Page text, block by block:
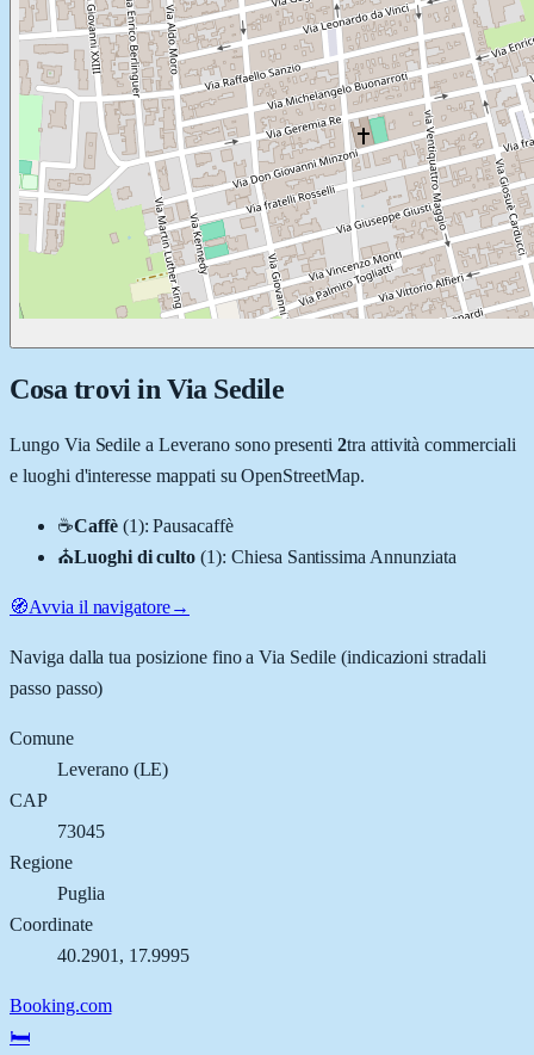
Cosa trovi in Via Sedile
Lungo Via Sedile aLeveranosono presenti 2tra attività commerciali
e luoghi d'interesse mappati su OpenStreetMap.
☕Caffè (1):Pausacaffè
⛪Luoghi di culto (1): Chiesa Santissima Annunziata
🧭Avvia il navigatore→
Naviga dalla tua posizione fino aVia Sedile(indicazioni stradali
passo passo)
Comune
Leverano(LE)
CAP
73045
Regione
Puglia
Coordinate
40.2901 , 17.9995
Booking.com
🛏️